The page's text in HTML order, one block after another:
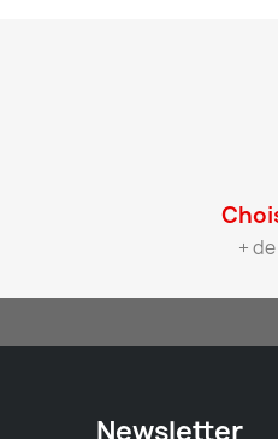
+
Newsletter